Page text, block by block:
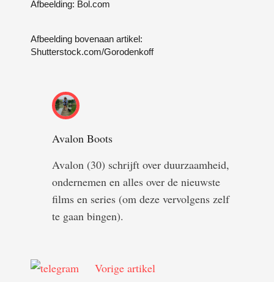
Afbeelding: Bol.com
Afbeelding bovenaan artikel:
Shutterstock.com/Gorodenkoff
Avalon Boots
Avalon (30) schrijft over duurzaamheid,
ondernemen en alles over de nieuwste
films en series (om deze vervolgens zelf
te gaan bingen).
Vorige artikel